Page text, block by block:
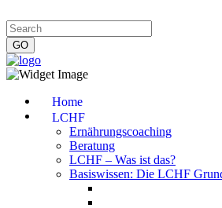
Home
LCHF
Ernährungscoaching
Beratung
LCHF – Was ist das?
Basiswissen: Die LCHF